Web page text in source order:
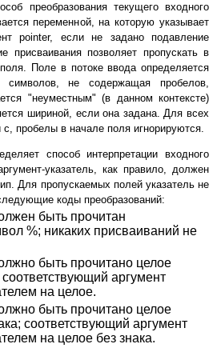
преобразования текущего входного
переменной, на которую указывает
pointer, если не задано подавление
присваивания позволяет пропускать в
Поле в потоке ввода определяется
символов, не содержащая пробелов,
"неуместным" (в данном контексте)
шириной, если она задана. Для всех
c, пробелы в начале поля игнорируются.
способ интерпретации входного
указатель, как правило, должен
Для пропускаемых полей указатель не
коды преобразований:
быть прочитан
%; никаких присваиваний не
быть прочитано целое
аргумент
на целое.
быть прочитано целое
соответствующий аргумент
на целое без знака.